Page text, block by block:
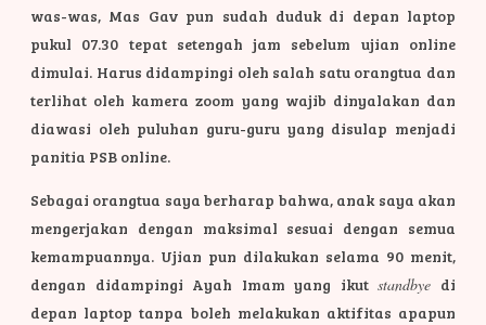
was-was, Mas Gav pun sudah duduk di depan laptop
pukul 07.30 tepat setengah jam sebelum ujian online
dimulai. Harus didampingi oleh salah satu orangtua dan
terlihat oleh kamera zoom yang wajib dinyalakan dan
diawasi oleh puluhan guru-guru yang disulap menjadi
panitia PSB online.
Sebagai orangtua saya berharap bahwa, anak saya akan
mengerjakan dengan maksimal sesuai dengan semua
kemampuannya. Ujian pun dilakukan selama 90 menit,
dengan didampingi Ayah Imam yang ikutstandbye di
depan laptop tanpa boleh melakukan aktifitas apapun